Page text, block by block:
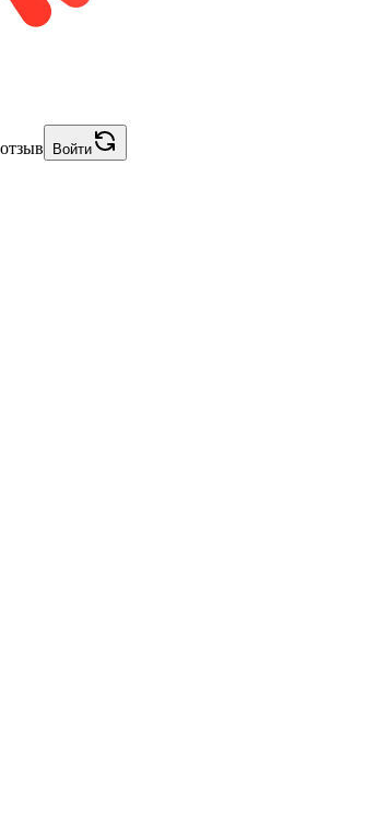
Войти